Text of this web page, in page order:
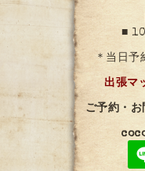
■
＊当日
出張マ
ご予約・